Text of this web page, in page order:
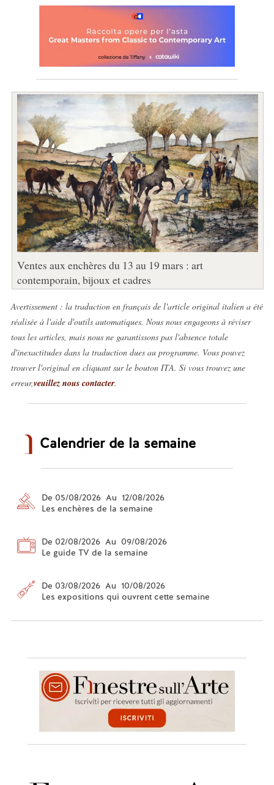
Ventes aux enchères du 13 au 19 mars : art
contemporain, bijoux et cadres
Avertissement : la traduction en français de l'article original italien a été
réalisée à l'aide d'outils automatiques. Nous nous engageons à réviser
tous les articles, mais nous ne garantissons pas l'absence totale
d'inexactitudes dans la traduction dues au programme. Vous pouvez
trouver l'original en cliquant sur le bouton ITA. Si vous trouvez une
erreur,veuillez nous contacter.
Calendrier de la semaine
De 05/08/2026 Au 12/08/2026
Les enchères de la semaine
De 02/08/2026 Au 09/08/2026
Le guide TV de la semaine
De 03/08/2026 Au 10/08/2026
Les expositions qui ouvrent cette semaine